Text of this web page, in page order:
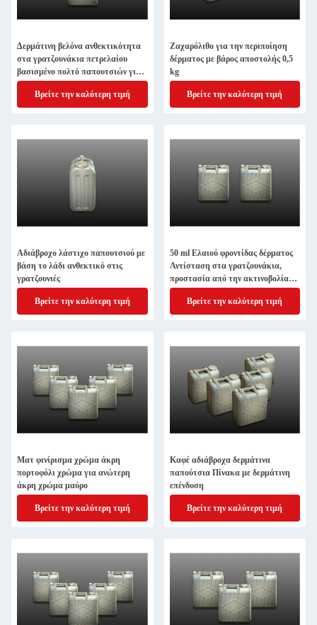
Δερμάτινη βελόνα ανθεκτικότητα
στα γρατζουνάκια πετρελαίου
βασισμένο πολτό παπουτσιών για
μακροχρόνια απόδοση
Βρείτε την καλύτερη τιμή
Ζαχαρόλιθο για την περιποίηση
δέρματος με βάρος αποστολής 0,5
kg
Βρείτε την καλύτερη τιμή
Αδιάβροχο λάστιχο παπουτσιού με
βάση το λάδι ανθεκτικό στις
γρατζουνιές
Βρείτε την καλύτερη τιμή
50 ml Ελαιού φροντίδας δέρματος
Αντίσταση στα γρατζουνάκια,
προστασία από την ακτινοβολία
UV, επικάλυψη δέρματος
Βρείτε την καλύτερη τιμή
Ματ φινίρισμα χρώμα άκρη
πορτοφόλι χρώμα για ανώτερη
άκρη χρώμα μαύρο
Βρείτε την καλύτερη τιμή
Καφέ αδιάβροχα δερμάτινα
παπούτσια Πίνακα με δερμάτινη
επένδυση
Βρείτε την καλύτερη τιμή